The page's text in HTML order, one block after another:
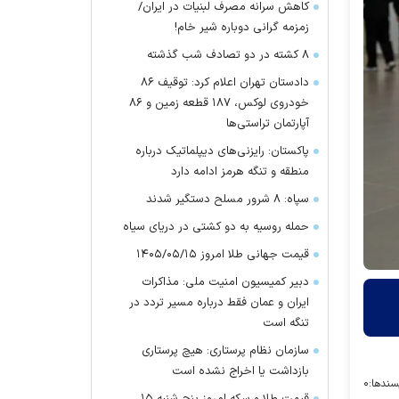
۰
کاهش سرانه مصرف لبنیات در ایران/
زمزمه گرانی دوباره شیر خام!
۸ کشته در دو تصادف شب گذشته
دادستان تهران اعلام کرد: توقیف ۸۶
خودروی لوکس، ۱۸۷ قطعه زمین و ۸۶
آپارتمان تراستی‌ها
پاکستان: رایزنی‌های دیپلماتیک درباره
منطقه و تنگه هرمز ادامه دارد
سپاه: ۸ شرور مسلح دستگیر شدند
حمله روسیه به دو کشتی در دریای سیاه
قیمت جهانی طلا امروز ۱۴۰۵/۰۵/۱۵
دبیر کمیسیون امنیت ملی: مذاکرات
ایران و عمان فقط درباره مسیر تردد در
تنگه است
سازمان نظام پرستاری: هیچ پرستاری
بازداشت یا اخراج نشده است